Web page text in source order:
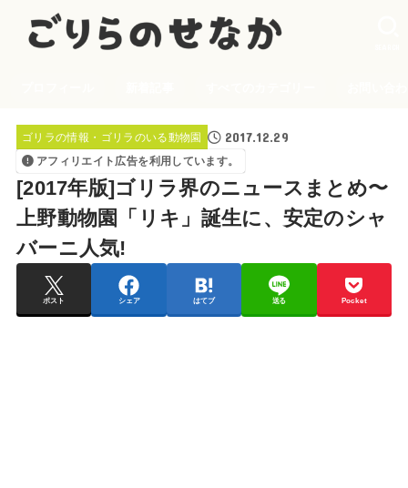
ゴリラの情報・ゴリラのいる動物園 2017.12.29
アフィリエイト広告を利用しています。
[2017年版]ゴリラ界のニュースまとめ〜
上野動物園「リキ」誕生に、安定のシャ
バーニ人気!
ポスト シェア はてブ 送る Pocket